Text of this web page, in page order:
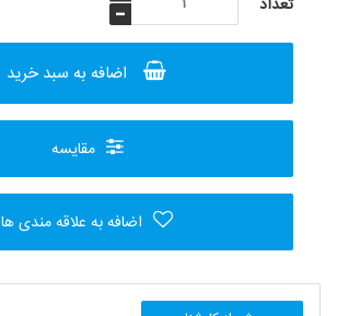
اضافه به سبد خرید
مقایسه
اضافه به علاقه مندی ها